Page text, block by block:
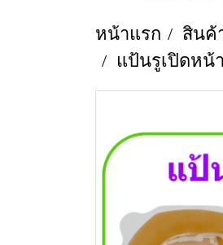
หน้าแรก สินค้
แป้นรูเปิดหน้